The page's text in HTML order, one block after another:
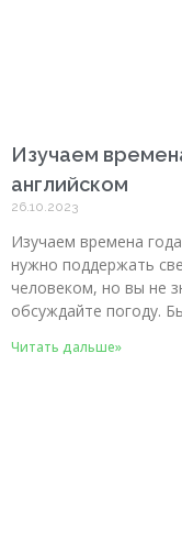
Изучаем
английском
26.10.2023
Изучаем времена
нужно поддержать
человеком, но вы не
обсуждайте погоду.
Читать дальше»